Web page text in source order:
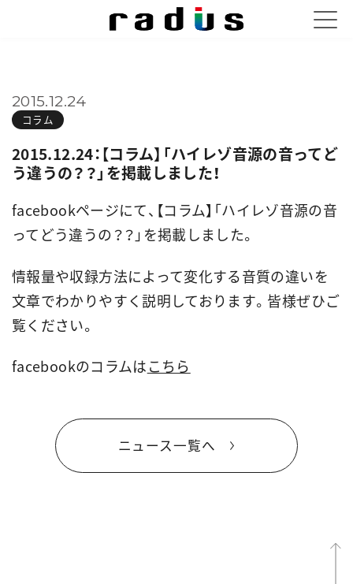
コラム
2015.12.24
2015.12.24：【コラム】「ハイレゾ音源の音ってど
う違うの？？」を掲載しました！
facebookページにて、【コラム】「ハイレゾ音源の音
ってどう違うの？？」を掲載しました。
情報量や収録方法によって変化する音質の違いを
文章でわかりやすく説明しております。皆様ぜひご
覧ください。
facebookのコラムはこちら
ニュース一覧へ